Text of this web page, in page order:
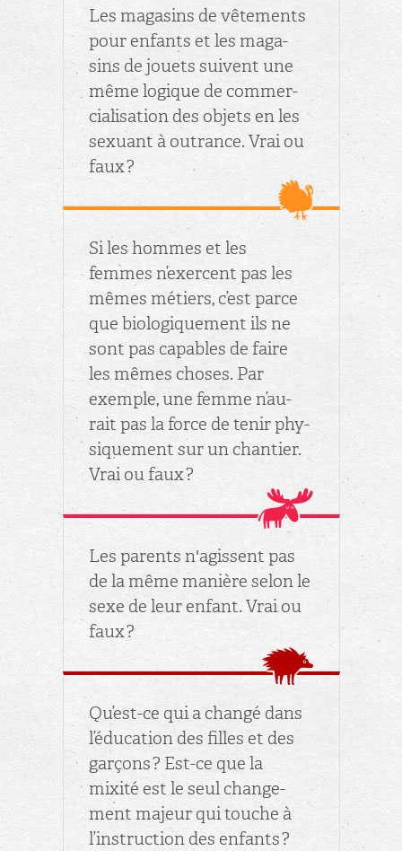
Les ma­ga­sins de vê­te­ments
pour en­fants et les ma­ga­
sins de jouets suivent une
même lo­gique de com­mer­
cia­li­sa­tion des ob­jets en les
sexuant à ou­trance. Vrai ou
faux ?
Si les hommes et les
femmes n’exercent pas les
mêmes mé­tiers, c’est parce
que bio­lo­gi­que­ment ils ne
sont pas ca­pables de faire
les mêmes choses. Par
exemple, une femme n’au­
rait pas la force de tenir phy­
si­que­ment sur un chan­tier.
Vrai ou faux ?
Les pa­rents n'agissent pas
de la même ma­nière selon le
sexe de leur en­fant. Vrai ou
faux ?
Qu’est-ce qui a changé dans
l’édu­ca­tion des filles et des
gar­çons ? Est-ce que la
mixité est le seul chan­ge­
ment ma­jeur qui touche à
l’ins­truc­tion des en­fants ?